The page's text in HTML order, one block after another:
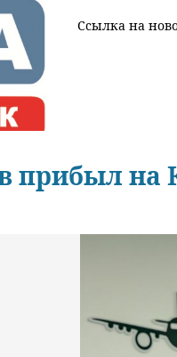
Ссылка на
прибыл